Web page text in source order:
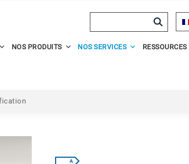
NOS PRODUITS NOS SERVICES RESSOURCES